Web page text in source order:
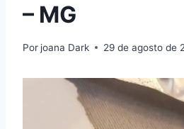
– MG
Por joana Dark 29 de agosto de